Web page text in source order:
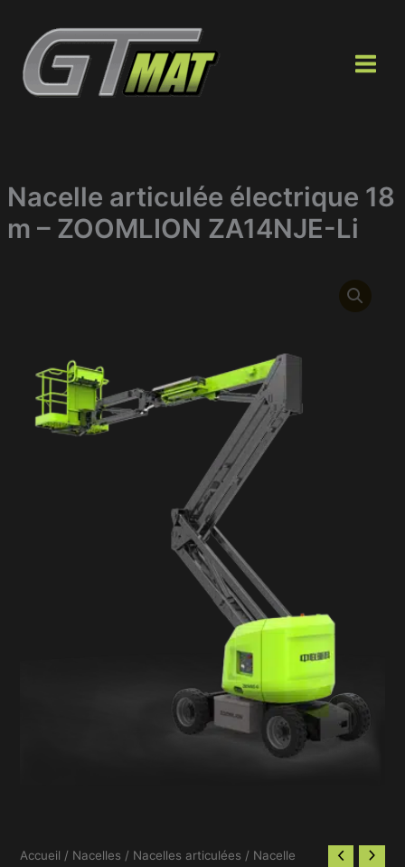
contenu
Nacelle articulée électrique 18
m – ZOOMLION ZA14NJE-Li
Accueil / Nacelles / Nacelles articulées / Nacelle